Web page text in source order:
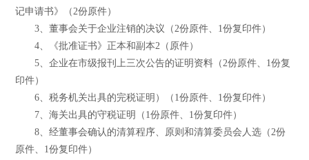
记申请书》（2份原件）
3、董事会关于企业注销的决议（2份原件、1份复印件）
4、《批准证书》正本和副本2（原件）
5、企业在市级报刊上三次公告的证明资料（2份原件、1份复
印件）
6、税务机关出具的完税证明）（1份原件、1份复印件）
7、海关出具的守税证明（1份原件、1份复印件）
8、经董事会确认的清算程序、原则和清算委员会人选（2份
原件、1份复印件）